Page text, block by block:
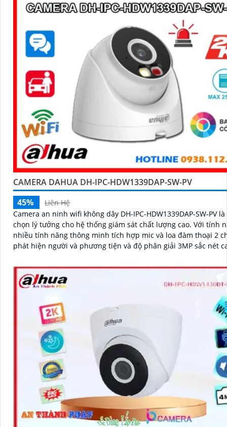
CAMERA DAHUA DH-IPC-HDW1339DAP-SW-PV
45%
Liên Hệ
Camera an ninh wifi không dây DH-IPC-HDW1339DAP-SW-PV
chọn lý tưởng cho hệ thống giám sát chất lượng cao. Với tính năng
nhiều tính năng thông minh tích hợp mic và loa đàm thoại 2
phát hiện người và phương tiện và độ phân giải 3MP sắc nét